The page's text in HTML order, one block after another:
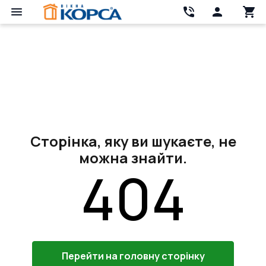
Сторінка, яку ви шукаєте, не
можна знайти.
404
Перейти на головну сторінку